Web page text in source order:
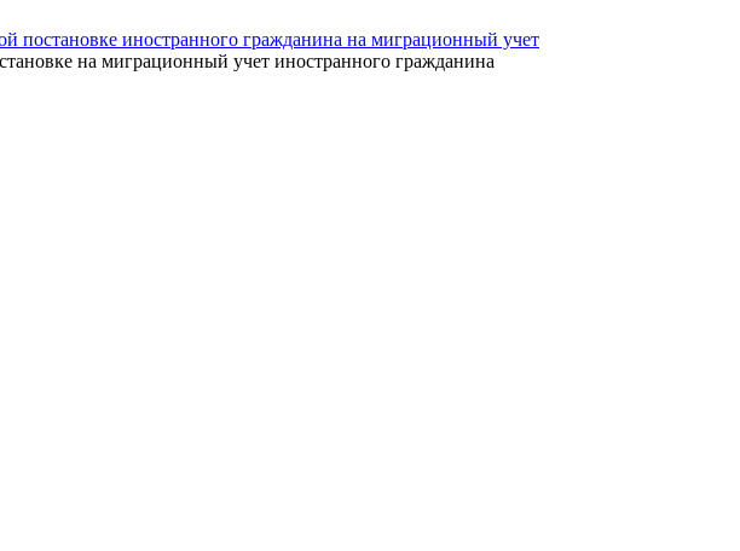
иностранного гражданина на миграционный учет
на миграционный учет иностранного гражданина